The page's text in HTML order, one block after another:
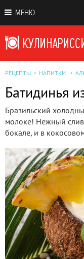
МЕНЮ
РЕЦЕПТЫ НАПИТКИ
Батидинья
Бразильский
молоке! Нежный
бокале, и в